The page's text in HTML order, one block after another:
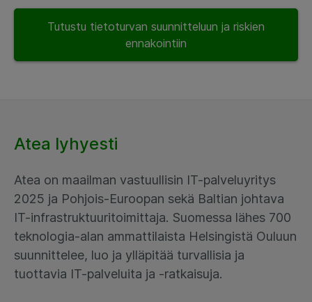
Tutustu tietoturvan suunnitteluun ja riskien
ennakointiin
Atea lyhyesti
Atea on maailman vastuullisin IT-palveluyritys
2025 ja Pohjois-Euroopan sekä Baltian johtava
IT-infrastruktuuritoimittaja. Suomessa lähes 700
teknologia-alan ammattilaista Helsingistä Ouluun
suunnittelee, luo ja ylläpitää turvallisia ja
tuottavia IT-palveluita ja -ratkaisuja.